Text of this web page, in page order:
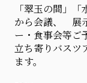
「翠玉の間」
から会議、 展
ー・食事会等ご
立ち寄りバスツ
ます。